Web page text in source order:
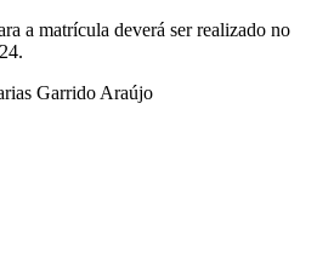
a matrícula deverá ser realizado no
Garrido Araújo